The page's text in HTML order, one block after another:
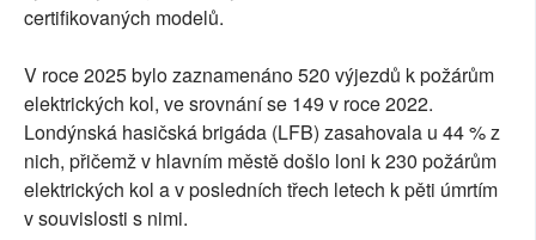
certifikovaných modelů.
V roce 2025 bylo zaznamenáno 520 výjezdů k požárům
elektrických kol, ve srovnání se 149 v roce 2022.
Londýnská hasičská brigáda (LFB) zasahovala u 44 % z
nich, přičemž v hlavním městě došlo loni k 230 požárům
elektrických kol a v posledních třech letech k pěti úmrtím
v souvislosti s nimi.